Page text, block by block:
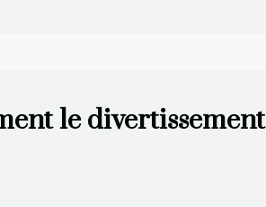
le divertissement